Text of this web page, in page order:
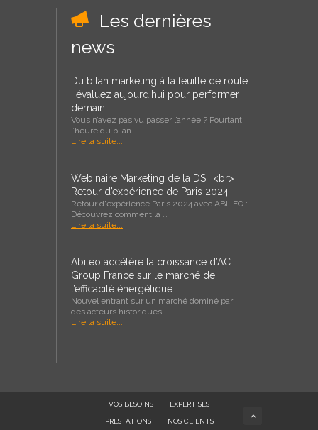
news
: évaluez aujourd’hui pour performer
demain
Vous n’avez pas vu passer l’année ? Pourtant,
l’heure du bilan …
Lire la suite...
Retour d’expérience de Paris 2024
Retour d'expérience Paris 2024 avec ABILEO :
Découvrez comment la …
Lire la suite...
Group France sur le marché de
l’efficacité énergétique
Nouvel entrant sur un marché dominé par
des acteurs historiques, …
Lire la suite...
PRESTATIONS NOS CLIENTS
NOUS REJOINDRE